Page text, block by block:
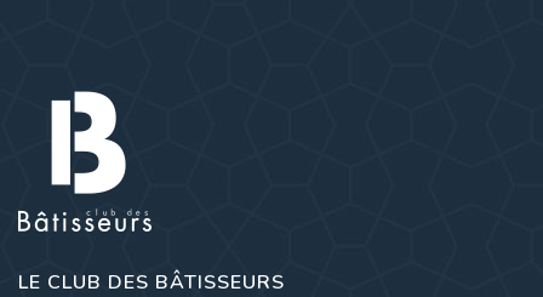
LE CLUB DES BÂTISSEURS